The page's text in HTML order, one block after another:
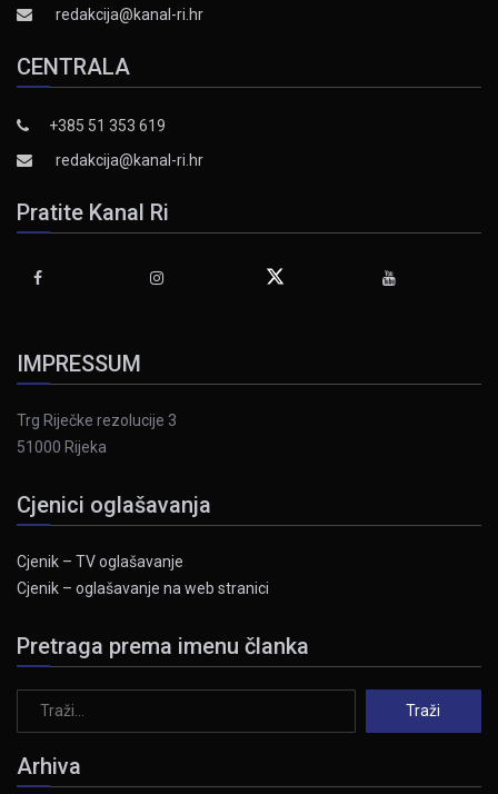
redakcija@kanal-ri.hr
CENTRALA
+385 51 353 619
redakcija@kanal-ri.hr
Pratite Kanal Ri
IMPRESSUM
Trg Riječke rezolucije 3
51000 Rijeka
Cjenici oglašavanja
Cjenik – TV oglašavanje
Cjenik – oglašavanje na web stranici
Pretraga prema imenu članka
Arhiva